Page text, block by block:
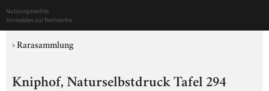
Nutzungsrechte
Anmelden zur Recherche
›Rarasammlung
Kniphof, Naturselbstdruck Tafel 294